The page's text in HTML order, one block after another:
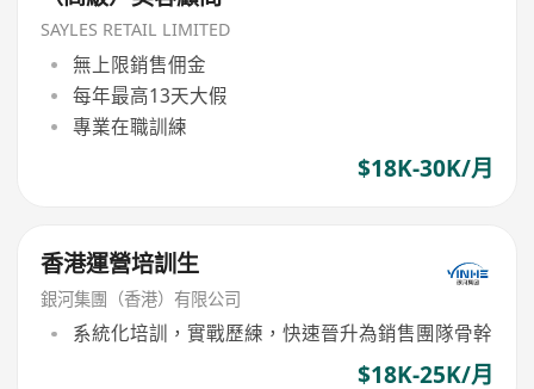
SAYLES RETAIL LIMITED
無上限銷售佣金
每年最高13天大假
專業在職訓練
$18K-30K/月
香港運營培訓生
銀河集團（香港）有限公司
系統化培訓，實戰歷練，快速晉升為銷售團隊骨幹
$18K-25K/月